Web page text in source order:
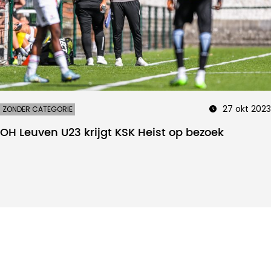
ZONDER CATEGORIE 27 okt 2023
OH Leuven U23 krijgt KSK Heist op bezoek